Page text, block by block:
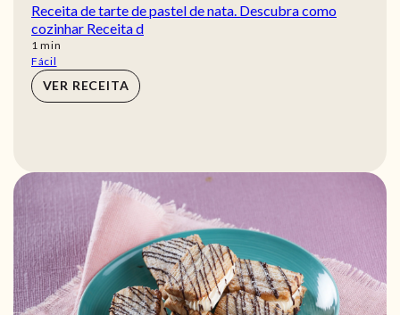
Receita de tarte de pastel de nata. Descubra como
cozinhar Receita d
1 min
min
Fácil
VER RECEITA